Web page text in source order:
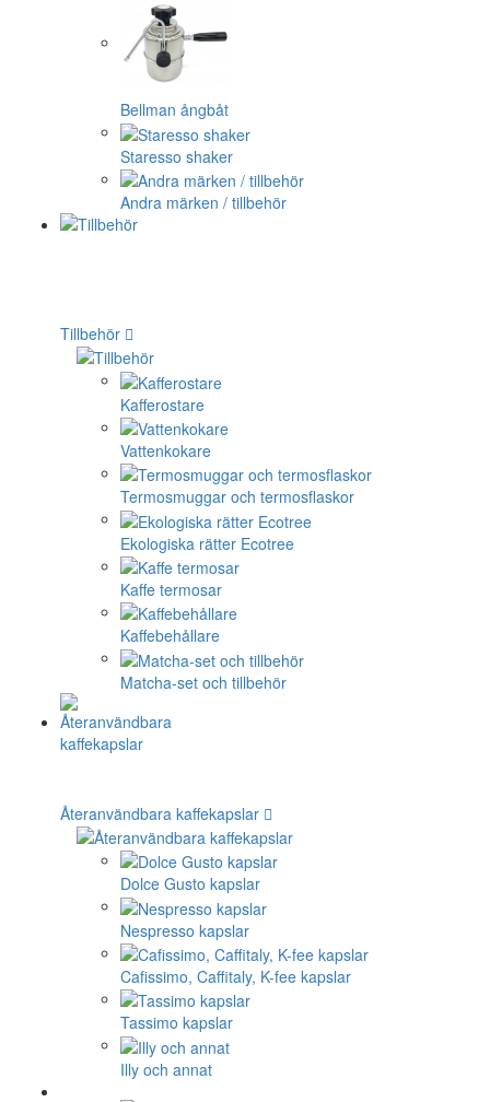
Bellman ångbåt
Staresso shaker
Andra märken / tillbehör
Tillbehör
Kafferostare
Vattenkokare
Termosmuggar och termosflaskor
Ekologiska rätter Ecotree
Kaffe termosar
Kaffebehållare
Matcha-set och tillbehör
Återanvändbara kaffekapslar
Dolce Gusto kapslar
Nespresso kapslar
Cafissimo, Caffitaly, K-fee kapslar
Tassimo kapslar
Illy och annat